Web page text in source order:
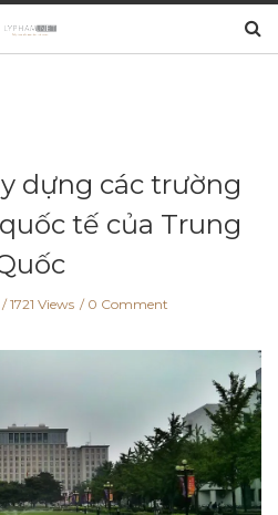
dựng các trường
tế của Trung
1721 Views 0 Comment